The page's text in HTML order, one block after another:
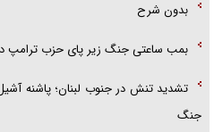
بدون شرح
بمب ساعتی جنگ زیر پای حزب ترام‍پ در
تشدید تنش در جنوب لبنان؛ پاشنه
جنگ